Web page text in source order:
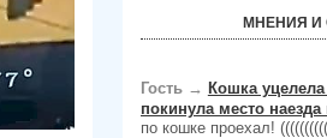
МНЕНИЯ И
Гость → Кошка
покинула место
по кошке проехал!